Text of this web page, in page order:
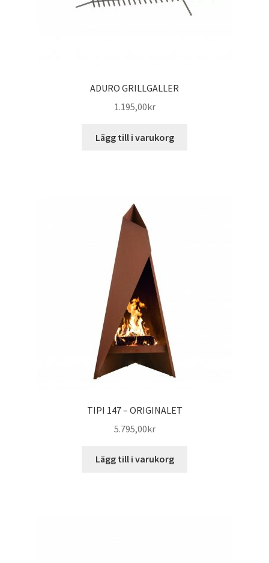
ADURO GRILLGALLER
1.195,00kr
Lägg till i varukorg
TIPI 147 – ORIGINALET
5.795,00kr
Lägg till i varukorg